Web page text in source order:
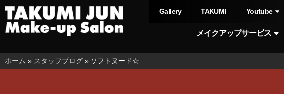
Gallery TAKUMI Youtube
メイクアップサービス
ホーム » スタッフブログ » ソフトヌード☆